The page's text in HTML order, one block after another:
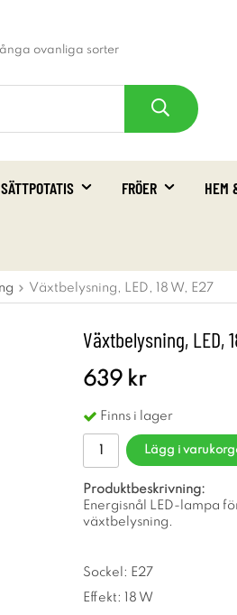
ovanliga sorter
FRÖER HEM
Växtbelysning, LED, 18 W, E27
Växtbelysning, LED,
639 kr
Finns i lager
Lägg i
Produktbeskrivning:
Energisnål LED-lampa
växtbelysning.
Sockel: E27
Effekt: 18 W